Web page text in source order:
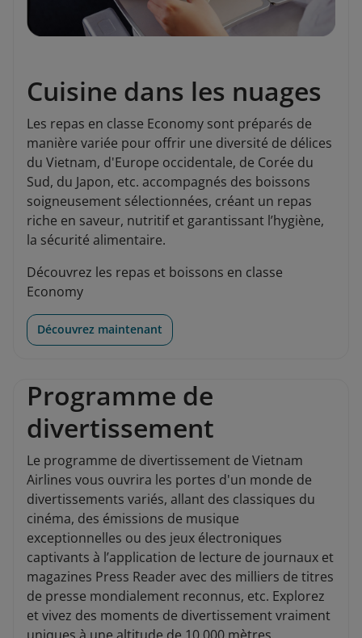
Cuisine dans les nuages
Les repas en classe Economy sont préparés de
manière variée pour offrir une diversité de délices
du Vietnam, d'Europe occidentale, de Corée du
Sud, du Japon, etc. accompagnés des boissons
soigneusement sélectionnées, créant un repas
riche en saveur, nutritif et garantissant l’hygiène,
la sécurité alimentaire.
Découvrez les repas et boissons en classe
Economy
Découvrez maintenant
Programme de
divertissement
Le programme de divertissement de Vietnam
Airlines vous ouvrira les portes d'un monde de
divertissements variés, allant des classiques du
cinéma, des émissions de musique
exceptionnelles ou des jeux électroniques
captivants à l’application de lecture de journaux et
magazines Press Reader avec des milliers de titres
de presse mondialement reconnus, etc. Explorez
et vivez des moments de divertissement vraiment